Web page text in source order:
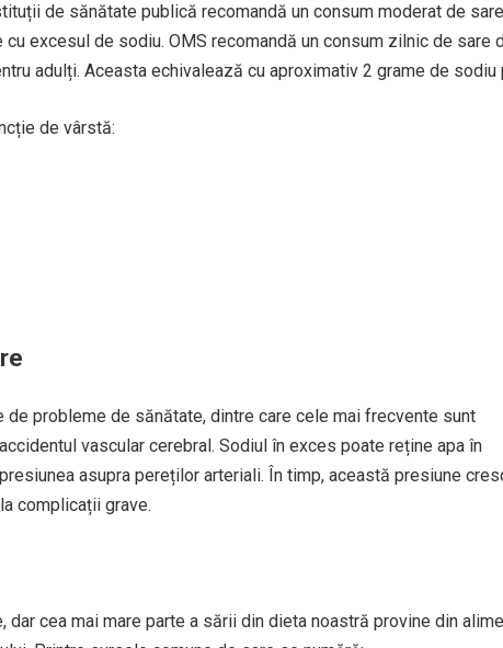
de sănătate publică recomandă un consum moderat de sare
excesul de sodiu. OMS recomandă un consum zilnic de sare
adulți. Aceasta echivalează cu aproximativ 2 grame de sodiu
de vârstă:
probleme de sănătate, dintre care cele mai frecvente sunt
vascular cerebral. Sodiul în exces poate reține apa în
asupra pereților arteriali. În timp, această presiune
complicații grave.
cea mai mare parte a sării din dieta noastră provine din